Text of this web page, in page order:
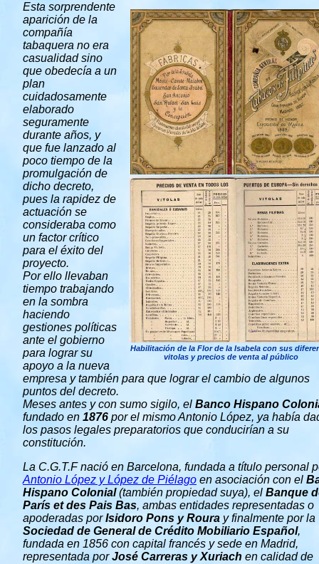
Habilitación de la Flor de la Isabela con sus
vitolas y precios de venta al público
Esta sorprendente
aparición de la
compañía
tabaquera no era
casualidad sino
que obedecía a un
plan
cuidadosamente
elaborado
seguramente
durante años, y
que fue lanzado al
poco tiempo de la
promulgación de
dicho decreto,
pues la rapidez de
actuación se
consideraba como
un factor crítico
para el éxito del
proyecto.
Por ello llevaban
tiempo trabajando
en la sombra
haciendo
gestiones políticas
ante el gobierno
para lograr su
apoyo a la nueva
empresa y también para que lograr el cambio de algunos
puntos del decreto.
Meses antes y con sumo sigilo, el Banco Hispano
fundado en 1876 por el mismo Antonio López, ya había
los pasos legales preparatorios que conducirían a su
constitución.
La C.G.T.F nació en Barcelona, fundada a título personal
Antonio López y López de Piélago en asociación con el
Hispano Colonial(también propiedad suya), el Banque
París et des Pais Bas, ambas entidades representadas o
apoderadas porIsidoro Pons y Roura y finalmente por la
Sociedad de General de Crédito Mobiliario Español,
fundada en 1856 con capital francés y sede en Madrid,
representada porJosé Carreras y Xuriach en calidad de